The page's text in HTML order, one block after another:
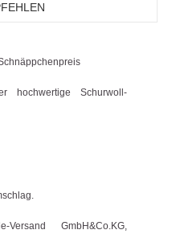
Schurwoll-
GmbH&Co.KG,